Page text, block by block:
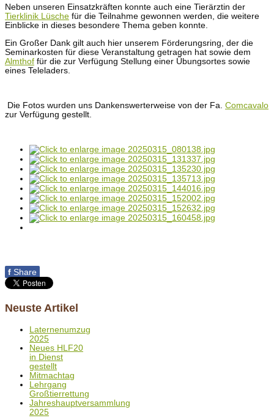
Neben unseren Einsatzkräften konnte auch eine Tierärztin der
Tierklinik Lüsche für die Teilnahme gewonnen werden, die weitere
Einblicke in dieses besondere Thema geben konnte.
Ein Großer Dank gilt auch hier unserem Förderungsring, der die
Seminarkosten für diese Veranstaltung getragen hat sowie dem
Almthof für die zur Verfügung Stellung einer Übungsortes sowie
eines Teleladers.
Die Fotos wurden uns Dankenswerterweise von der Fa. Comcavalo
zur Verfügung gestellt.
f Share
Neuste Artikel
Laternenumzug
2025
Neues HLF20
in Dienst
gestellt
Mitmachtag
Lehrgang
Großtierrettung
Jahreshauptversammlung
2025